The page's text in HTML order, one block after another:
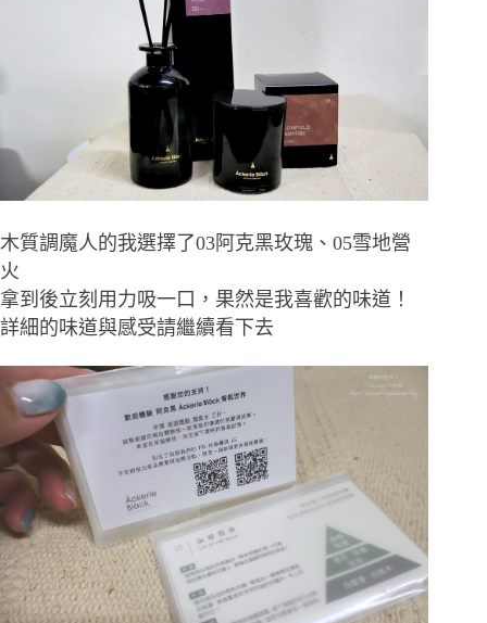
木質調魔人的我選擇了03阿克黑玫瑰、05雪地營
火
拿到後立刻用力吸一口，果然是我喜歡的味道！
詳細的味道與感受請繼續看下去